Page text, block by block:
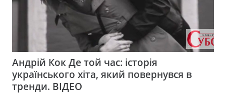
Андрій Кок Де той час: історія
українського хіта, який повернувся в
тренди. ВІДЕО